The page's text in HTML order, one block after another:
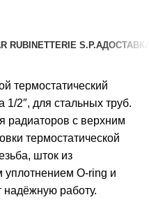
RUBINETTERIE S.P.A
термостатический
1/2″, для стальных труб.
радиаторов с верхним
термостатической
шток из
O-ring и
надёжную работу.